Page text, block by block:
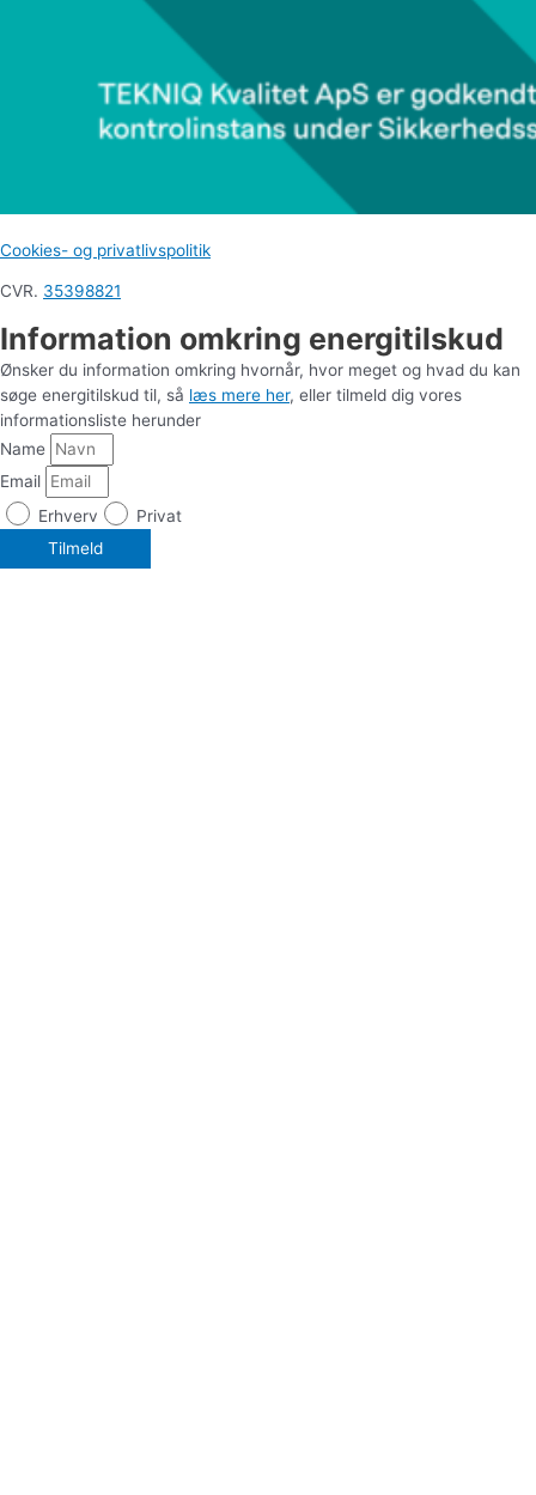
Cookies- og privatlivspolitik
CVR. 35398821
Information omkring energitilskud
Ønsker du information omkring hvornår, hvor meget og hvad du kan
søge energitilskud til, så læs mere her, eller tilmeld dig vores
informationsliste herunder
Name
Email
Erhverv
Privat
Tilmeld